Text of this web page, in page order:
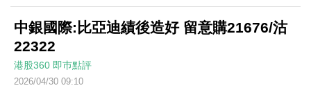
中銀國際:比亞迪績後造好 留意購21676/沽
22322
港股360 即巿點評
2026/04/30 09:10